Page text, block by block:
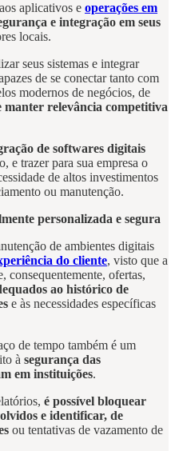
aplicativos e operações em
e integração em seus
locais.
seus sistemas e integrar
de se conectar tanto com
modernos de negócios, de
manter relevância competitiva
de softwares digitais
e trazer para sua empresa o
de altos investimentos
ou manutenção.
personalizada e segura
de ambientes digitais
do cliente, visto que a
consequentemente, ofertas,
ao histórico de
e às necessidades específicas
de tempo também é um
à segurança das
em instituições.
é possível bloquear
e identificar, de
ou tentativas de vazamento de